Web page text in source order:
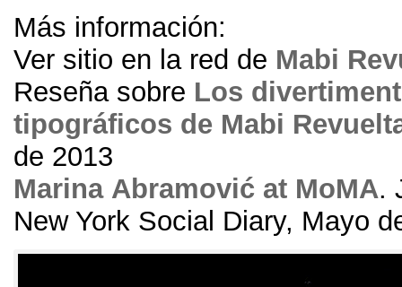
Más información:
Ver sitio en la red de Mabi
Reseña sobre Los
tipográficos de Mabi
de 2013
Marina Abramović at MoMA.
New York Social Diary, Mayo